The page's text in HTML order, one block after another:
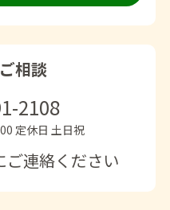
相談
2108
定休日 土日祝
ご連絡ください